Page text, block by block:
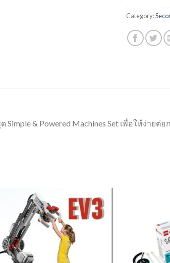
Category:
& Powered Machines Set เพื่อให้ง่ายต่